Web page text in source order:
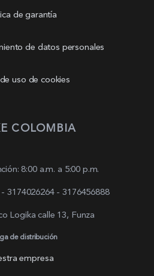
de garantía
de datos personales
uso de cookies
COLOMBIA
8:00 a.m. a 5:00 p.m.
- 3174026264 - 3176456888
Logika calle 13, Funza
de distribución
empresa